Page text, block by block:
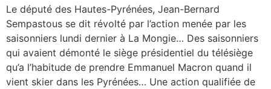
Le député des Hautes-Pyrénées, Jean-Bernard
Sempastous se dit révolté par l’action menée par les
saisonniers lundi dernier à La Mongie… Des saisonniers
qui avaient démonté le siège présidentiel du télésiège
qu’a l’habitude de prendre Emmanuel Macron quand il
vient skier dans les Pyrénées… Une action qualifiée de